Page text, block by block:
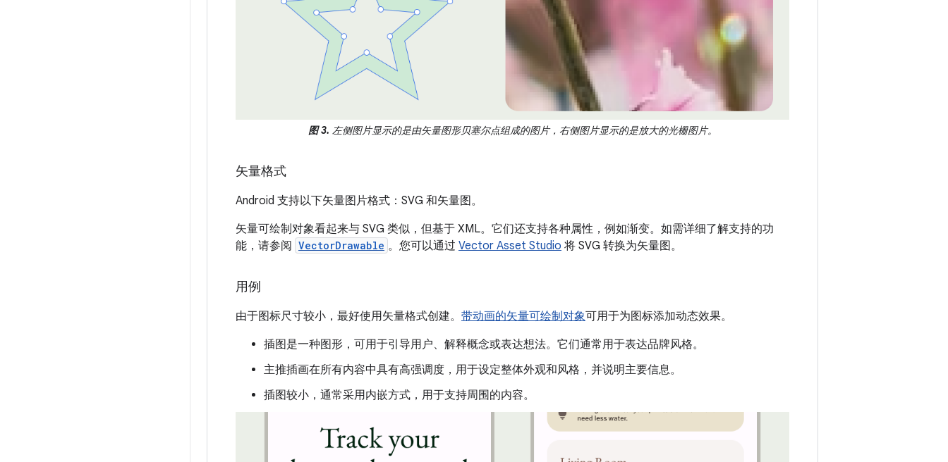
图 3. 左侧图片显示的是由矢量图形贝塞尔点组成的图片，右侧图片显示的是放大的光栅图片。
矢量格式
Android 支持以下矢量图片格式：SVG 和矢量图。
矢量可绘制对象看起来与 SVG 类似，但基于 XML。它们还支持各种属性，例如渐变。如需详细了解支持的功
能，请参阅 VectorDrawable 。您可以通过 Vector Asset Studio 将 SVG 转换为矢量图。
用例
由于图标尺寸较小，最好使用矢量格式创建。 带动画的矢量可绘制对象可用于为图标添加动态效果。
插图是一种图形，可用于引导用户、解释概念或表达想法。它们通常用于表达品牌风格。
主推插画在所有内容中具有高强调度，用于设定整体外观和风格，并说明主要信息。
插图较小，通常采用内嵌方式，用于支持周围的内容。